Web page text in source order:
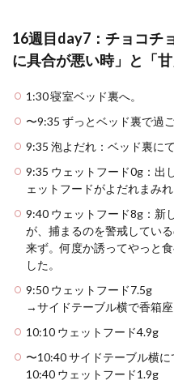
16週目day7：チョコチ
に具合が悪い時」と「
1:30 寝室ベッド裏へ。
〜9:35 ずっとベッド裏で過
9:35 泡よだれ：ベッド裏にて
9:35 ウェットフード0g：出
ェットフードがよだれまみ
9:40 ウェットフード8g：新
が、捕まるのを警戒してい
来ず。何度か誘ってやっと
した。
9:50 ウェットフード7.5g
→サイドテーブル横で香箱座
10:10 ウェットフード4.9g
〜10:40 サイドテーブル横に
10:40 ウェットフード1.9g